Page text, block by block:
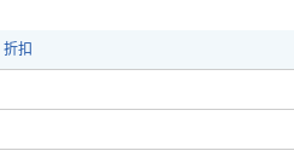
折扣